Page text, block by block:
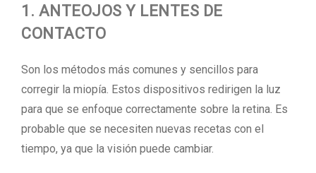
1. ANTEOJOS Y LENTES DE
CONTACTO
Son los métodos más comunes y sencillos para
corregir la miopía. Estos dispositivos redirigen la luz
para que se enfoque correctamente sobre la retina. Es
probable que se necesiten nuevas recetas con el
tiempo, ya que la visión puede cambiar.